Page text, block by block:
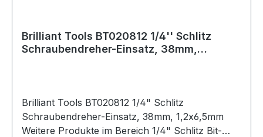
Brilliant Tools BT020812 1/4'' Schlitz
Schraubendreher-Einsatz, 38mm,
Brilliant Tools BT020812 1/4" Schlitz
Schraubendreher-Einsatz, 38mm, 1,2x6,5mm
Weitere Produkte im Bereich 1/4" Schlitz Bit-